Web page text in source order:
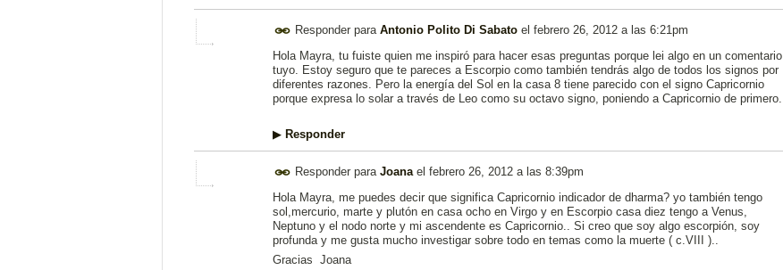
Responder para Antonio Polito Di Sabato el febrero 26, 2012 a las 6:21pm
Hola Mayra, tu fuiste quien me inspiró para hacer esas preguntas porque lei algo en un comentario
tuyo. Estoy seguro que te pareces a Escorpio como también tendrás algo de todos los signos por
diferentes razones. Pero la energía del Sol en la casa 8 tiene parecido con el signo Capricornio
porque expresa lo solar a través de Leo como su octavo signo, poniendo a Capricornio de primero.
▶ Responder
Responder para Joana el febrero 26, 2012 a las 8:39pm
Hola Mayra, me puedes decir que significa Capricornio indicador de dharma? yo también tengo
sol,mercurio, marte y plutón en casa ocho en Virgo y en Escorpio casa diez tengo a Venus,
Neptuno y el nodo norte y mi ascendente es Capricornio.. Si creo que soy algo escorpión, soy
profunda y me gusta mucho investigar sobre todo en temas como la muerte ( c.VIII )..
Gracias Joana